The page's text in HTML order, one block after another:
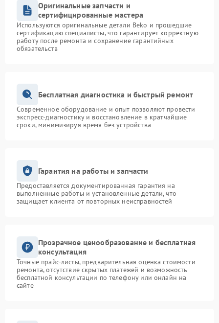
Оригинальные запчасти и
сертифицированные мастера
Используются оригинальные детали Beko и прошедшие
сертификацию специалисты, что гарантирует корректную
работу после ремонта и сохранение гарантийных
обязательств
Бесплатная диагностика и быстрый ремонт
Современное оборудование и опыт позволяют провести
экспресс-диагностику и восстановление в кратчайшие
сроки, минимизируя время без устройства
Гарантия на работы и запчасти
Предоставляется документированная гарантия на
выполненные работы и установленные детали, что
защищает клиента от повторных неисправностей
Прозрачное ценообразование и бесплатная
консультация
Точные прайс-листы, предварительная оценка стоимости
ремонта, отсутствие скрытых платежей и возможность
бесплатной консультации по телефону или онлайн на
сайте